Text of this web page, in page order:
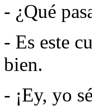
- ¿Qué
- Es este
bien.
- ¡Ey, yo